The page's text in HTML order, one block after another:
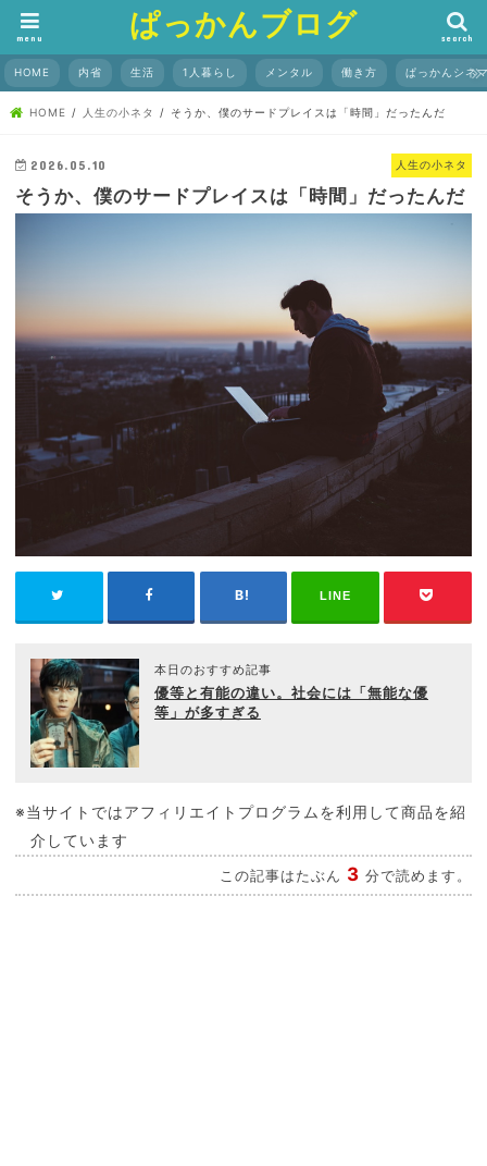
ぱっかんブログ search
menu
HOME 内省 生活 1人暮らし メンタル 働き方 ぱっかんシネ
HOME 人生の小ネタ そうか、僕のサードプレイスは「時間」だったんだ
人生の小ネタ
2026.05.10
そうか、僕のサードプレイスは「時間」だったんだ
LINE
本日のおすすめ記事
優等と有能の違い。社会には「無能な優
等」が多すぎる
※当サイトではアフィリエイトプログラムを利用して商品を紹
介しています
この記事はたぶん 3 分で読めます。